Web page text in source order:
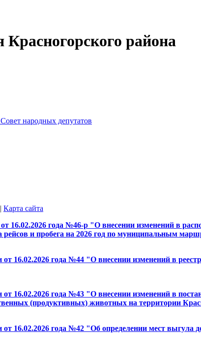
района
народных депутатов
| Карта сайта
16.02.2026 года №46-р "О внесении изменений в
рейсов и пробега на 2026 год по муниципальным
от 16.02.2026 года №44 "О внесении изменений в
от 16.02.2026 года №43 "О внесении изменений в
(продуктивных) животных на территории
16.02.2026 года №42 "Об определении мест